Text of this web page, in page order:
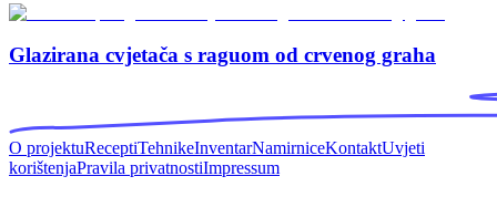
Glazirana cvjetača s raguom od crvenog graha
O projektuReceptiTehnikeInventarNamirniceKontaktUvjeti
korištenjaPravila privatnostiImpressum